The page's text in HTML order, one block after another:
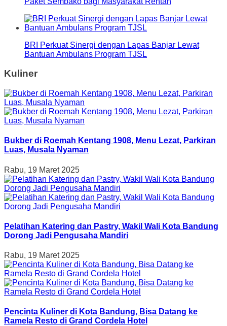
BRI Perkuat Sinergi dengan Lapas Banjar Lewat
Bantuan Ambulans Program TJSL
Kuliner
Bukber di Roemah Kentang 1908, Menu Lezat, Parkiran
Luas, Musala Nyaman
Rabu, 19 Maret 2025
Pelatihan Katering dan Pastry, Wakil Wali Kota Bandung
Dorong Jadi Pengusaha Mandiri
Rabu, 19 Maret 2025
Pencinta Kuliner di Kota Bandung, Bisa Datang ke
Ramela Resto di Grand Cordela Hotel